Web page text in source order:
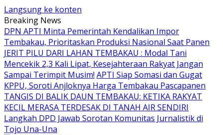
Langsung ke konten
Breaking News
DPN APTI Minta Pemerintah Kendalikan Impor
Tembakau, Prioritaskan Produksi Nasional Saat Panen
JERIT PILU DARI LAHAN TEMBAKAU ​: Modal Tani
Mencekik 2,3 Kali Lipat, Kesejahteraan Rakyat Jangan
Sampai Terimpit Musim! APTI Siap Somasi dan Gugat
KPPU, Soroti Anjloknya Harga Tembakau Pascapanen
TANGIS DI BALIK DAUN TEMBAKAU: KETIKA RAKYAT
KECIL MERASA TERDESAK DI TANAH AIR SENDIRI
Langkah DPD Jawab Sorotan Komunitas Jurnalistik di
Tojo Una-Una